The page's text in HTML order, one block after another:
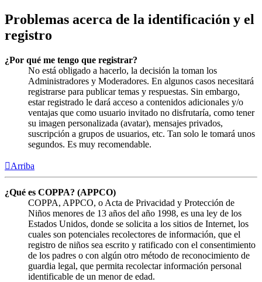
Problemas acerca de la identificación y el
registro
¿Por qué me tengo que registrar?
No está obligado a hacerlo, la decisión la toman los
Administradores y Moderadores. En algunos casos necesitará
registrarse para publicar temas y respuestas. Sin embargo,
estar registrado le dará acceso a contenidos adicionales y/o
ventajas que como usuario invitado no disfrutaría, como tener
su imagen personalizada (avatar), mensajes privados,
suscripción a grupos de usuarios, etc. Tan solo le tomará unos
segundos. Es muy recomendable.
Arriba
¿Qué es COPPA? (APPCO)
COPPA, APPCO, o Acta de Privacidad y Protección de
Niños menores de 13 años del año 1998, es una ley de los
Estados Unidos, donde se solicita a los sitios de Internet, los
cuales son potenciales recolectores de información, que el
registro de niños sea escrito y ratificado con el consentimiento
de los padres o con algún otro método de reconocimiento de
guardia legal, que permita recolectar información personal
identificable de un menor de edad.